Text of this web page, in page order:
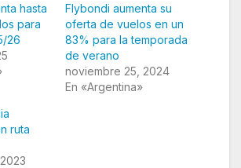
hasta
para
26
Flybondi aumenta su
oferta de vuelos en un
83% para la temporada
de verano
noviembre 25, 2024
En «Argentina»
ruta